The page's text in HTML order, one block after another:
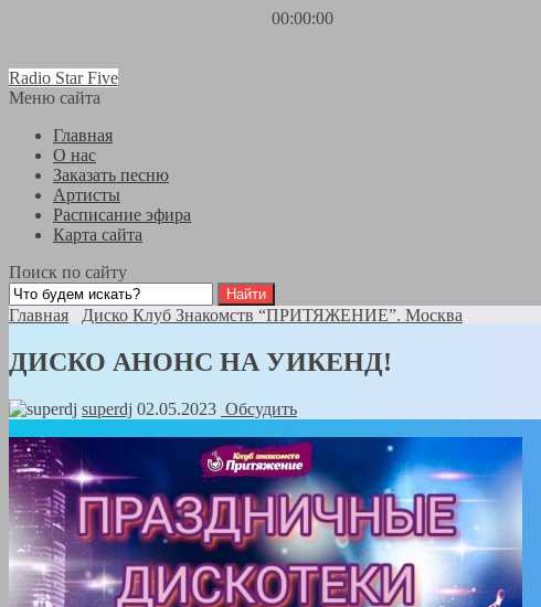
00:00:00
Radio Star Five
Меню сайта
Главная
О нас
Заказать песню
Артисты
Расписание эфира
Карта сайта
Поиск по сайту
Главная Диско Клуб Знакомств “ПРИТЯЖЕНИЕ”. Москва
ДИСКО АНОНС НА УИКЕНД!
superdj 02.05.2023 Обсудить